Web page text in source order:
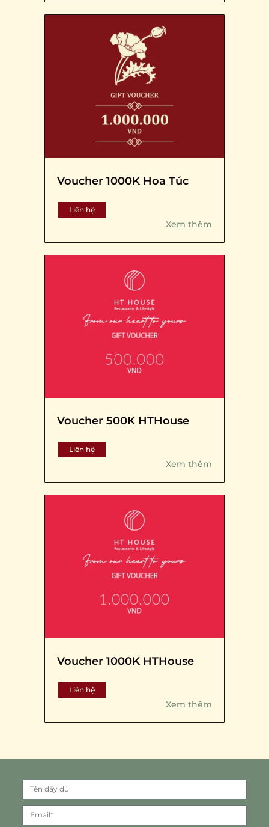
Voucher 1000K Hoa Túc
Liên hệ
Xem thêm
Voucher 500K HTHouse
Liên hệ
Xem thêm
Voucher 1000K HTHouse
Liên hệ
Xem thêm